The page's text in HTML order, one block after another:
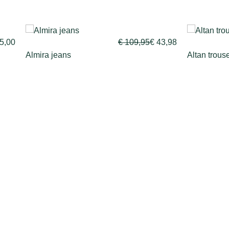
€
Altan trousers
€115,00€